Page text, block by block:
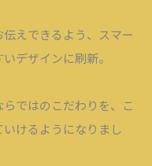
えできるよう、スマー
デザインに刷新。
ではのこだわりを、こ
けるようになりまし